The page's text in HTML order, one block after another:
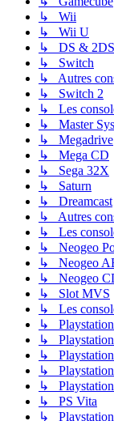
↳ Wii
↳ Wii U
↳ DS &
↳ Switch
↳ Autres
↳ Switch 2
↳ Les
↳ Master
↳ Megadrive
↳ Mega CD
↳ Sega 32X
↳ Saturn
↳ Dreamcast
↳ Autres
↳ Les
↳ Neogeo
↳ Neogeo
↳ Neogeo
↳ Slot MVS
↳ Les
↳
↳
↳
↳
↳
↳ PS Vita
↳